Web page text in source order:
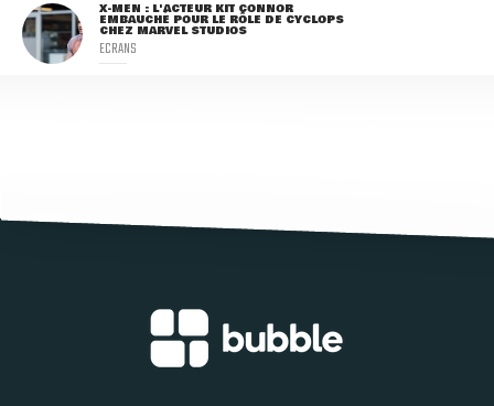
X-MEN : L'ACTEUR KIT CONNOR
EMBAUCHÉ POUR LE RÔLE DE CYCLOPS
CHEZ MARVEL STUDIOS
ECRANS